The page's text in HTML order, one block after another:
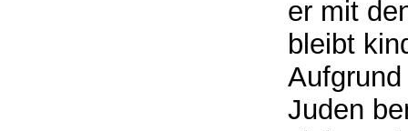
er mit
bleibt
Juden